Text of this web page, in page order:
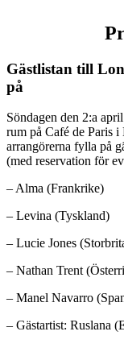
Gästlistan till
på
Söndagen den 2:a
rum på Café de Paris
arrangörerna fylla på
(med reservation för
– Alma (Frankrike)
– Levina (Tyskland)
– Lucie Jones
– Nathan Trent
– Manel Navarro
– Gästartist: Ruslana